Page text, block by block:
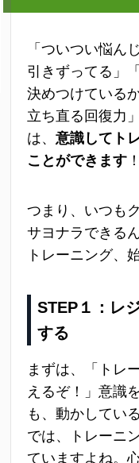
「ついつい悩ん
引きずってる」
決めつけている
立ち直る回復力
は、意識してト
ことができます ！
つまり、いつも
サヨナラできる
トレーニング、
STEP１：レ
する
まずは、「トレ
えるぞ！」意識
も、動かしてい
では、トレーニ
ていますよね。